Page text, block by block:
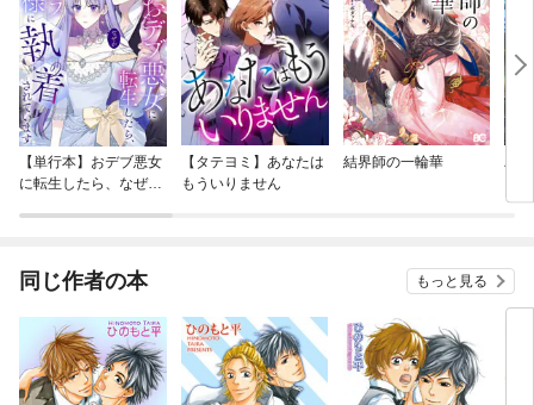
【単行本】おデブ悪女
に転生したら、なぜか
【タテヨミ】あなたは
もういりません
結界師の一輪華
バ
今
同じ作者の本 もっと見る